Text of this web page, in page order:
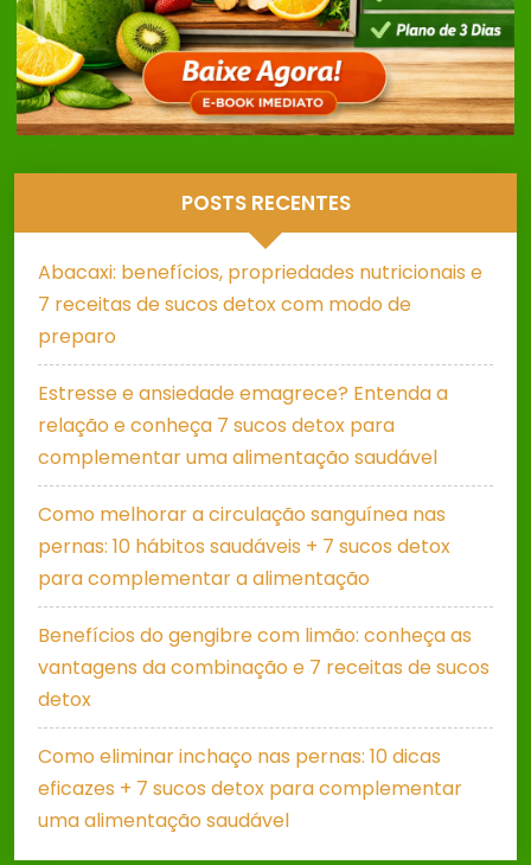
POSTS RECENTES
Abacaxi: benefícios, propriedades nutricionais e
7 receitas de sucos detox com modo de
preparo
Estresse e ansiedade emagrece? Entenda a
relação e conheça 7 sucos detox para
complementar uma alimentação saudável
Como melhorar a circulação sanguínea nas
pernas: 10 hábitos saudáveis + 7 sucos detox
para complementar a alimentação
Benefícios do gengibre com limão: conheça as
vantagens da combinação e 7 receitas de sucos
detox
Como eliminar inchaço nas pernas: 10 dicas
eficazes + 7 sucos detox para complementar
uma alimentação saudável